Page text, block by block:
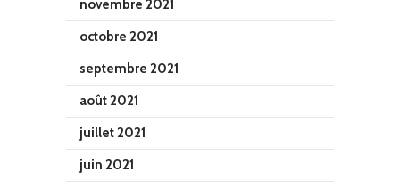
novembre 2021
octobre 2021
septembre 2021
août 2021
juillet 2021
juin 2021